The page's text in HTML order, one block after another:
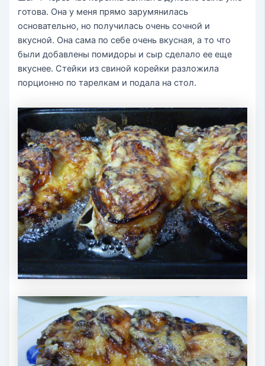
готова. Она у меня прямо зарумянилась
основательно, но получилась очень сочной и
вкусной. Она сама по себе очень вкусная, а то что
были добавлены помидоры и сыр сделало ее еще
вкуснее. Стейки из свиной корейки разложила
порционно по тарелкам и подала на стол.